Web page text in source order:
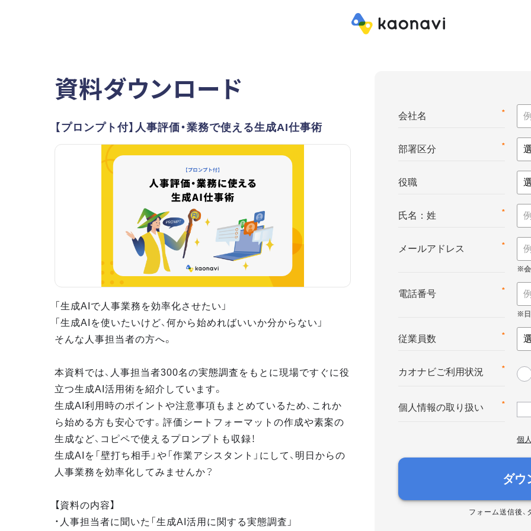
資料ダウンロード
【プロンプト付】人事評価・業務で使える生成AI仕事術
「生成AIで人事業務を効率化させたい」
「生成AIを使いたいけど、何から始めればいいか分からない」
そんな人事担当者の方へ。
本資料では、人事担当者300名の実態調査をもとに現場ですぐに役
立つ生成AI活用術を紹介しています。
生成AI利用時のポイントや注意事項もまとめているため、これか
ら始める方も安心です。評価シートフォーマットの作成や素案の
生成など、コピペで使えるプロンプトも収録！
生成AIを「壁打ち相手」や「作業アシスタント」にして、明日からの
人事業務を効率化してみませんか？
【資料の内容】
・人事担当者に聞いた「生成AI活用に関する実態調査」
*
会社名
*
部署区分
役職
*
氏名：姓
*
メールアドレス
*
電話番号
*
従業員数
*
カオナビご利用状況
*
個人情報の取り扱い
個
ダウ
フォーム送信後